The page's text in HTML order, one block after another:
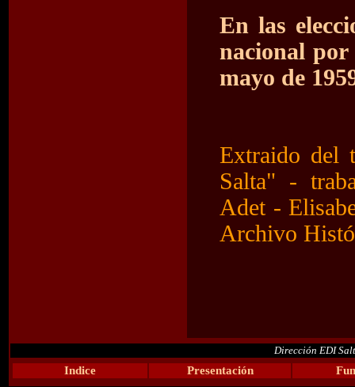
En las
nacional por
mayo de
Extraido del
Salta" -
Adet -
Archivo
Dirección EDI
Indice Presentación